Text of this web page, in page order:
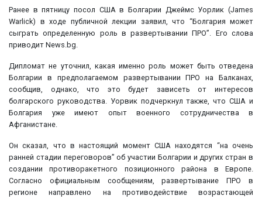
Ранее в пятницу посол США в Болгарии Джеймс Уорлик (James
Warlick) в ходе публичной лекции заявил, что “Болгария может
сыграть определенную роль в развертывании ПРО”. Его слова
приводит News.bg.
Дипломат не уточнил, какая именно роль может быть отведена
Болгарии в предполагаемом развертывании ПРО на Балканах,
сообщив, однако, что это будет зависеть от интересов
болгарского руководства. Уорвик подчеркнул также, что США и
Болгария уже имеют опыт военного сотрудничества в
Афганистане.
Он сказал, что в настоящий момент США находятся “на очень
ранней стадии переговоров” об участии Болгарии и других стран в
создании противоракетного позиционного района в Европе.
Согласно официальным сообщениям, развертывание ПРО в
регионе направлено на противодействие возрастающей